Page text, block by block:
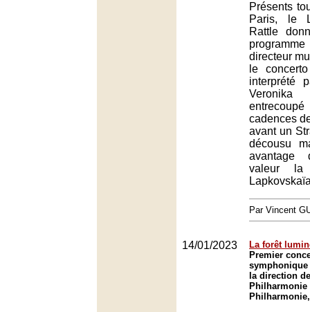
Présents
Paris, le
Rattle
directeur
le
interprété
cadences
avant un
décousu
avantage
valeur la
Par Vincent
14/01/2023
La forêt
Premier
la direction
Philharmonie